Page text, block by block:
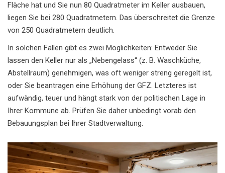
Fläche hat und Sie nun 80 Quadratmeter im Keller ausbauen,
liegen Sie bei 280 Quadratmetern. Das überschreitet die Grenze
von 250 Quadratmetern deutlich.
In solchen Fällen gibt es zwei Möglichkeiten: Entweder Sie
lassen den Keller nur als „Nebengelass“ (z. B. Waschküche,
Abstellraum) genehmigen, was oft weniger streng geregelt ist,
oder Sie beantragen eine Erhöhung der GFZ. Letzteres ist
aufwändig, teuer und hängt stark von der politischen Lage in
Ihrer Kommune ab. Prüfen Sie daher unbedingt vorab den
Bebauungsplan bei Ihrer Stadtverwaltung.